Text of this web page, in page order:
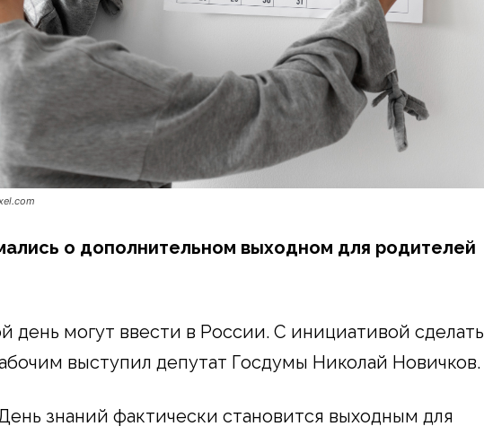
о дополнительном выходном для родителей
день могут ввести в России. С инициативой сделать
выступил депутат Госдумы Николай Новичков.
знаний фактически становится выходным для